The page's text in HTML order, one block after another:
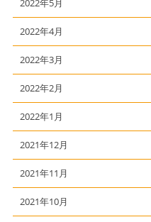
2022年5月
2022年4月
2022年3月
2022年2月
2022年1月
2021年12月
2021年11月
2021年10月